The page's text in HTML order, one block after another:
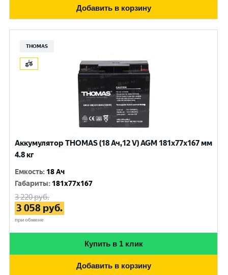
Добавить в корзину
THOMAS
Аккумулятор THOMAS (18 Ач,12 V) AGM 181x77x167 мм
4.8 кг
Емкость: 18 Ач
Габариты: 181x77x167
3 220руб.
3 058 руб.
при обмене
Купить в 1 клик
Добавить в корзину